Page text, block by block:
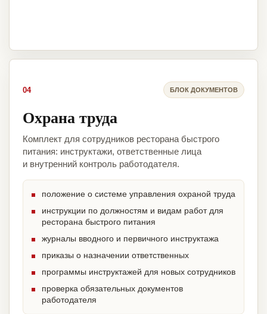
04 БЛОК ДОКУМЕНТОВ
Охрана труда
Комплект для сотрудников ресторана быстрого
питания: инструктажи, ответственные лица
и внутренний контроль работодателя.
положение о системе управления охраной труда
инструкции по должностям и видам работ для
ресторана быстрого питания
журналы вводного и первичного инструктажа
приказы о назначении ответственных
программы инструктажей для новых сотрудников
проверка обязательных документов
работодателя